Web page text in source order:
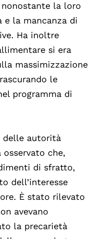
nonostante la loro
la mancanza di
Ha inoltre
si era
massimizzazione
le
programma di
delle autorità
che,
di sfratto,
dell’interesse
È stato rilevato
avevano
la precarietà